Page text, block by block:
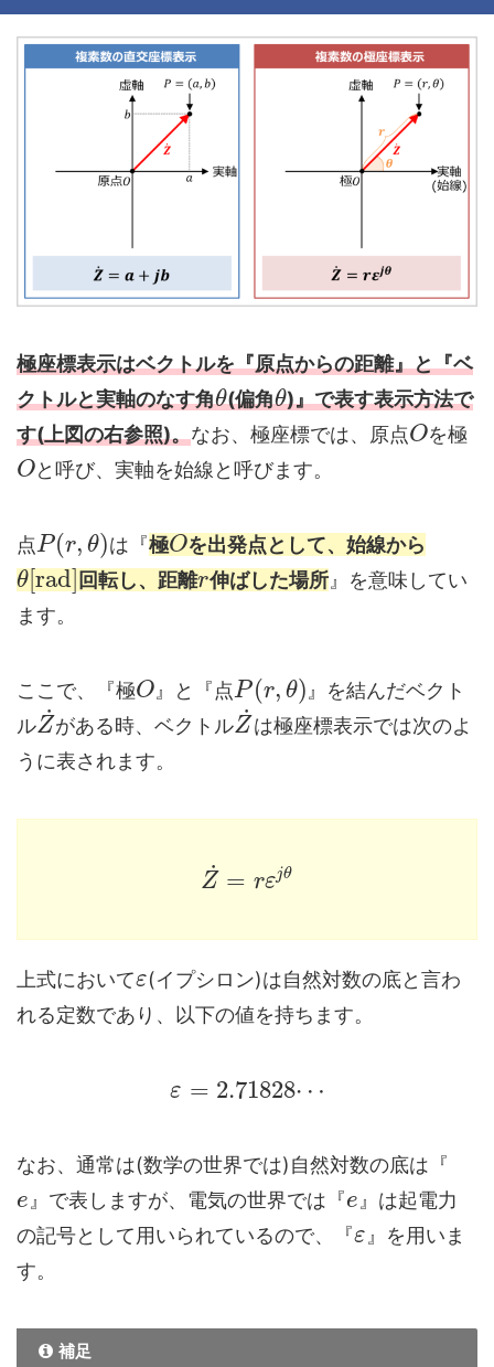
極座標表示はベクトルを『原点からの距離』と『ベ
クトルと実軸のなす角θ(偏角θ)』で表す表示方法で
す(上図の右参照)。なお、極座標では、原点Oを極
Oと呼び、実軸を始線と呼びます。
点P(r, θ)は『極Oを出発点として、始線から
θ[rad]回転し、距離r伸ばした場所』を意味してい
ます。
ここで、『極O 』と『点P (r, θ) 』を結んだベクト
ルZ
˙がある時、ベクトルZ
˙は極座標表示では次のよ
うに表されます。
Z
˙ = rεjθ
上式においてε(イプシロン)は自然対数の底と言わ
れる定数であり、以下の値を持ちます。
ε = 2.71828⋯
なお、通常は(数学の世界では)自然対数の底は『
e 』で表しますが、電気の世界では『e 』は起電力
の記号として用いられているので、『ε 』を用いま
す。
補足